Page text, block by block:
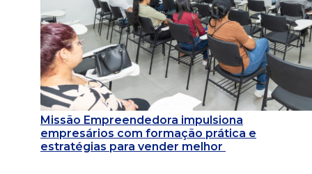
Missão Empreendedora impulsiona
empresários com formação prática e
estratégias para vender melhor